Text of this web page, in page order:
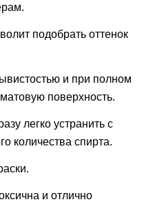
подобрать оттенок
и при полном
поверхность.
легко устранить с
количества спирта.
и отлично